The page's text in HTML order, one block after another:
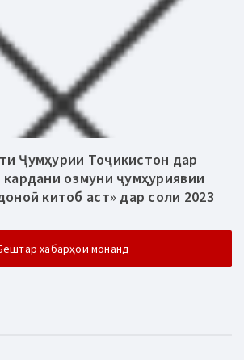
Ҷумҳурии Тоҷикистон дар
кардани озмуни ҷумҳуриявии
китоб аст» дар соли 2023
хабарҳои монанд